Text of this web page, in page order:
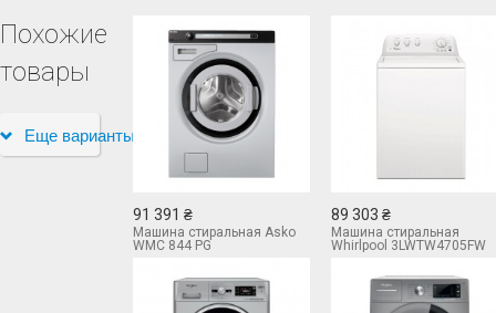
Похожие
товары
Еще варианты
91 391 ₴
Машина стиральная Asko
WMC 844 PG
89 303 ₴
Машина стиральная
Whirlpool 3LWTW4705FW